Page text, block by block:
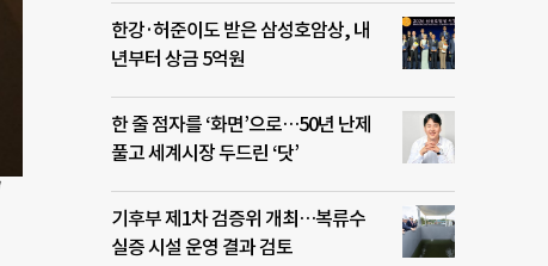
한강·허준이도 받은 삼성호암상, 내
년부터 상금 5억원
한 줄 점자를 ‘화면’으로…50년 난제
풀고 세계시장 두드린 ‘닷’
기후부 제1차 검증위 개최…복류수
실증 시설 운영 결과 검토